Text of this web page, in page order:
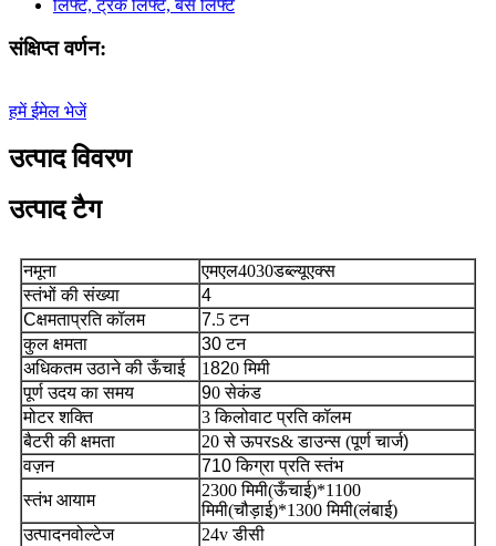
संक्षिप्त वर्णन:
हमें ईमेल भेजें
उत्पाद विवरण
उत्पाद टैग
नमूना
एमएल4030डब्ल्यूएक्स
स्तंभों की संख्या
4
Cक्षमताप्रति कॉलम 7.5 टन
कुल क्षमता
30 टन
अधिकतम उठाने की ऊँचाई
1820 मिमी
पूर्ण उदय का समय
90 सेकंड
मोटर शक्ति
3 किलोवाट प्रति कॉलम
बैटरी की क्षमता
20 से ऊपरs& डाउन्स (पूर्ण चार्ज)
वज़न
710 किग्रा प्रति स्तंभ
स्तंभ आयाम
2300 मिमी(ऊँचाई)*1100
मिमी(चौड़ाई)*1300 मिमी(लंबाई)
उत्पादनवोल्टेज
24v डीसी